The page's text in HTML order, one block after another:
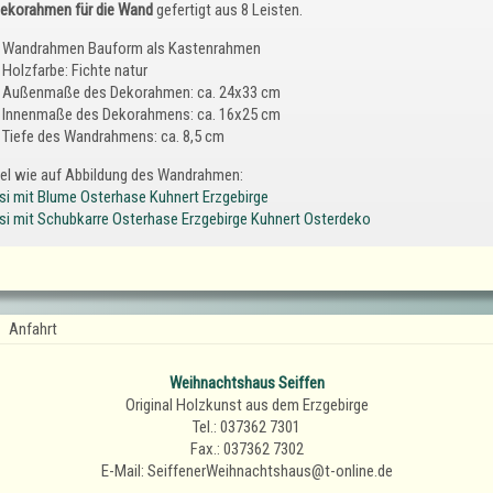
für die Wandgefertigt aus 8 Leisten.
Wandrahmen Bauform als Kastenrahmen
Holzfarbe: Fichte natur
Außenmaße des Dekorahmen: ca. 24x33 cm
Innenmaße des Dekorahmens: ca. 16x25 cm
Tiefe des Wandrahmens: ca. 8,5 cm
wie auf Abbildung des Wandrahmen:
mit Blume Osterhase Kuhnert Erzgebirge
mit Schubkarre Osterhase Erzgebirge Kuhnert Osterdeko
Anfahrt
Weihnachtshaus Seiffen
Original Holzkunst aus dem Erzgebirge
Tel.: 037362 7301
Fax.: 037362 7302
E-Mail: SeiffenerWeihnachtshaus@t-online.de